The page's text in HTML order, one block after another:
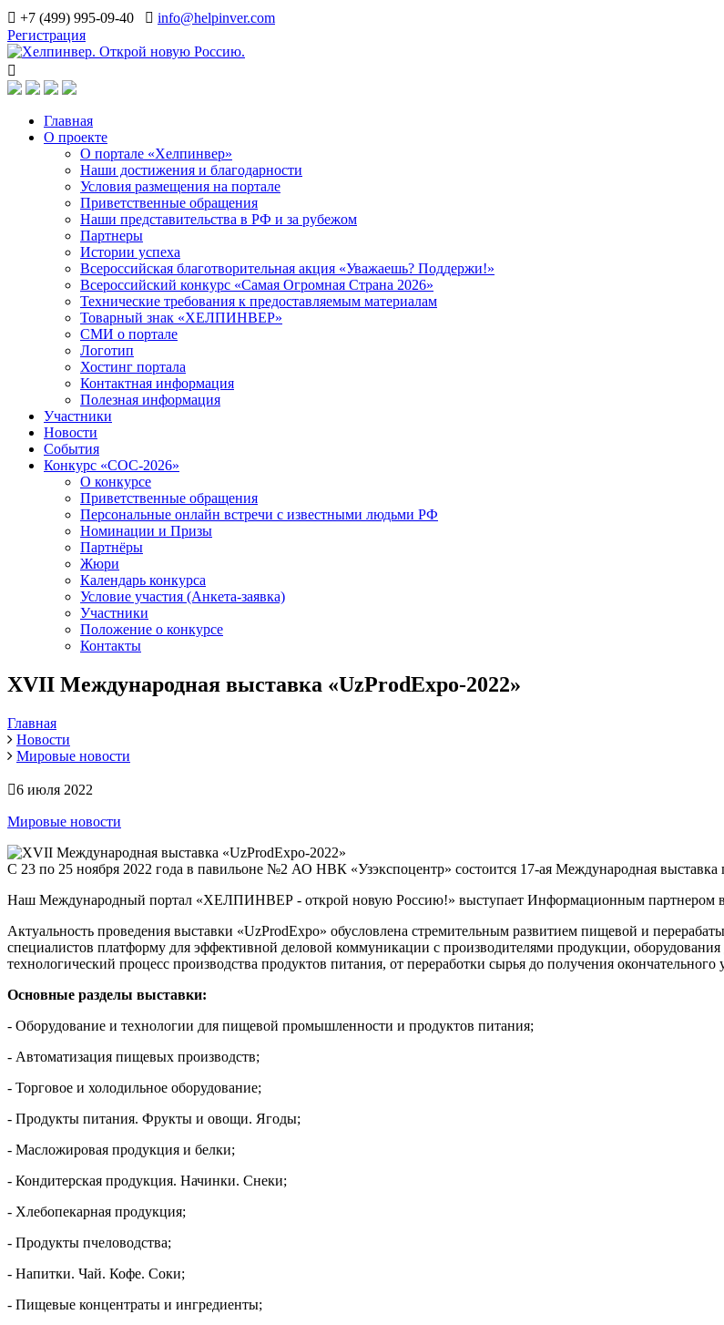
+7 (499) 995-09-40
info@helpinver.com
Регистрация
Главная
О проекте
О портале «Хелпинвер»
Наши достижения и благодарности
Условия размещения на портале
Приветственные обращения
Наши представительства в РФ и за рубежом
Партнеры
Истории успеха
Всероссийская благотворительная акция «Уважаешь? Поддержи!»
Всероссийский конкурс «Самая Огромная Страна 2026»
Технические требования к предоставляемым материалам
Товарный знак «ХЕЛПИНВЕР»
СМИ о портале
Логотип
Хостинг портала
Контактная информация
Полезная информация
Участники
Новости
События
Конкурс «СОС-2026»
О конкурсе
Приветственные обращения
Персональные онлайн встречи с известными людьми РФ
Номинации и Призы
Партнёры
Жюри
Календарь конкурса
Условие участия (Анкета-заявка)
Участники
Положение о конкурсе
Контакты
XVII Международная выставка «UzProdExpo-2022»
Главная
Новости
Мировые новости
6 июля 2022
Мировые новости
С 23 по 25 ноября 2022 года в павильоне №2 АО НВК «Узэкспоцентр» состоится 17-ая Международная
Наш Международный портал «ХЕЛПИНВЕР - открой новую Россию!» выступает Информационным партнером
Актуальность проведения выставки «UzProdExpo» обусловлена стремительным развитием пищевой и
специалистов платформу для эффективной деловой коммуникации с производителями продукции, оборудования
технологический процесс производства продуктов питания, от переработки сырья до получения окончательного
Основные разделы выставки:
- Оборудование и технологии для пищевой промышленности и продуктов питания;
- Автоматизация пищевых производств;
- Торговое и холодильное оборудование;
- Продукты питания. Фрукты и овощи. Ягоды;
- Масложировая продукция и белки;
- Кондитерская продукция. Начинки. Снеки;
- Хлебопекарная продукция;
- Продукты пчеловодства;
- Напитки. Чай. Кофе. Соки;
- Пищевые концентраты и ингредиенты;